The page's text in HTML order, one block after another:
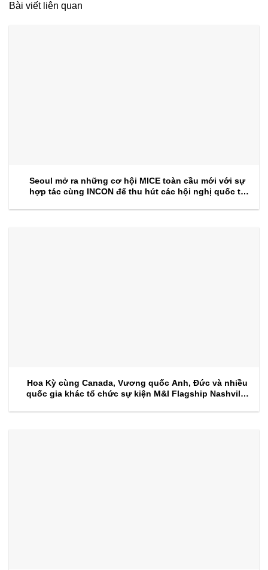
Bài viết liên quan
Seoul mở ra những cơ hội MICE toàn cầu mới với sự
hợp tác cùng INCON để thu hút các hội nghị quốc tế
Hoa Kỳ cùng Canada, Vương quốc Anh, Đức và nhiều
quốc gia khác tổ chức sự kiện M&I Flagship Nashville